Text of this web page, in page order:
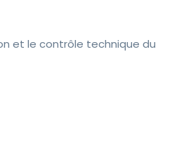
et le contrôle technique du